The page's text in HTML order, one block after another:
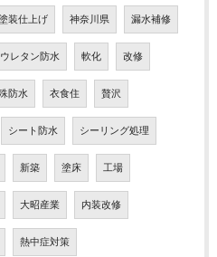
装仕上げ 神奈川県 漏水補修
ウレタン防水 軟化 改修
防水 衣食住 贅沢
シート防水 シーリング処理
新築 塗床 工場
大昭産業 内装改修
熱中症対策